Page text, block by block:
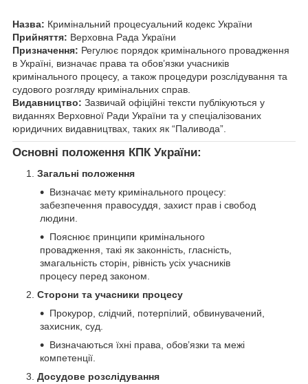
Назва: Кримінальний процесуальний кодекс України
Прийняття: Верховна Рада України
Призначення: Регулює порядок кримінального провадження
в Україні, визначає права та обов’язки учасників
кримінального процесу, а також процедури розслідування та
судового розгляду кримінальних справ.
Видавництво: Зазвичай офіційні тексти публікуються у
виданнях Верховної Ради України та у спеціалізованих
юридичних видавництвах, таких як “Паливода”.
Основні положення КПК України:
Загальні положення
Визначає мету кримінального процесу:
забезпечення правосуддя, захист прав і свобод
людини.
Пояснює принципи кримінального
провадження, такі як законність, гласність,
змагальність сторін, рівність усіх учасників
процесу перед законом.
Сторони та учасники процесу
Прокурор, слідчий, потерпілий, обвинувачений,
захисник, суд.
Визначаються їхні права, обов’язки та межі
компетенції.
Досудове розслідування